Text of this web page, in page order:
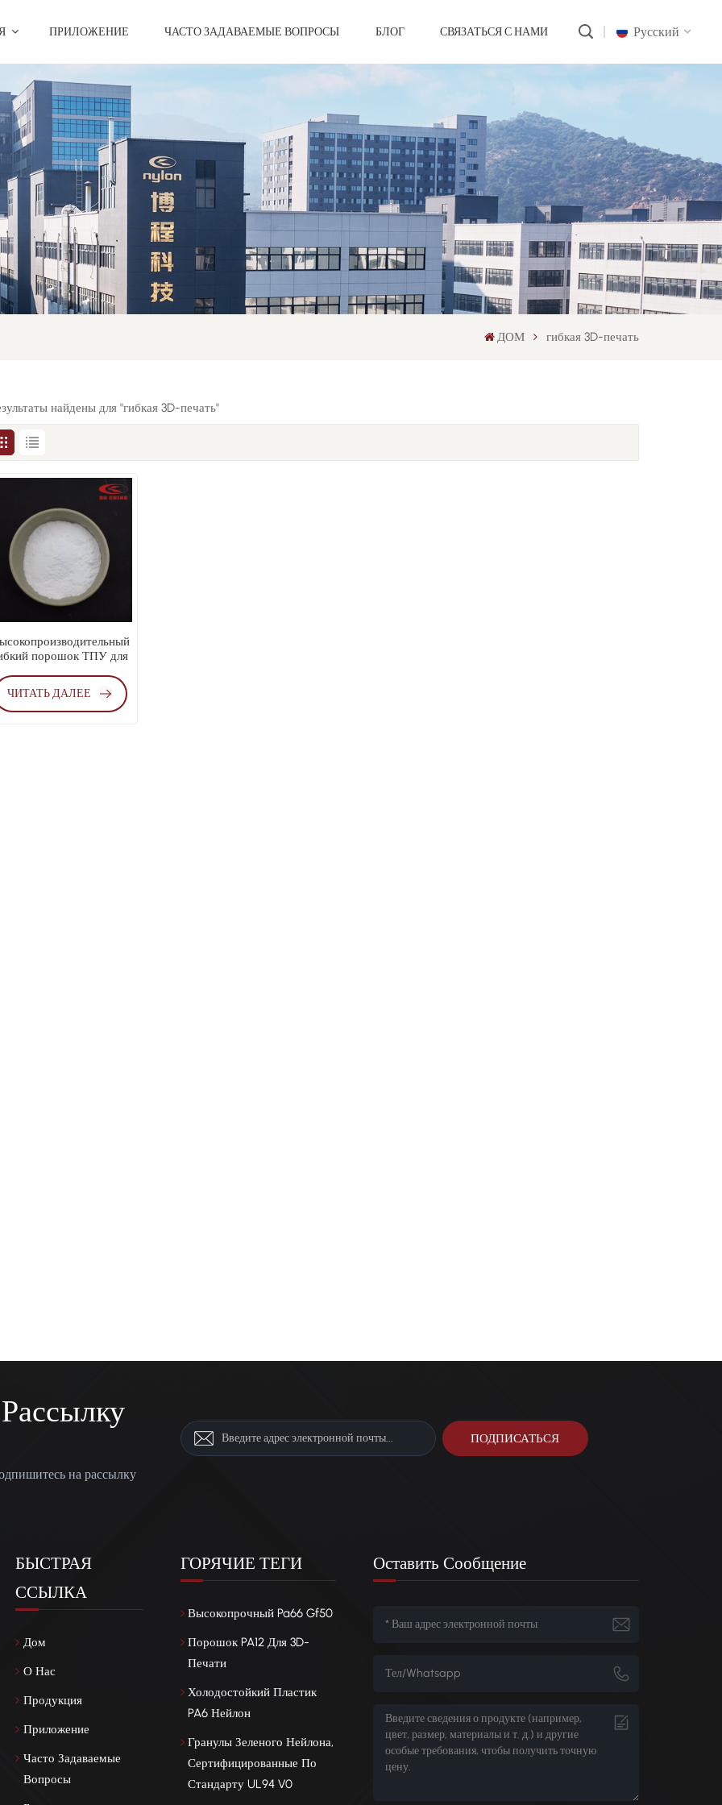
ПРИЛОЖЕНИЕ ЧАСТО ЗАДАВАЕМЫЕ ВОПРОСЫ БЛОГ СВЯЗАТЬСЯ С НАМИ Русский
русский
português
العربية
中文
ДОМ гибкая 3D-печать
найдены для "гибкая 3D-печать"
порошок ТПУ для
ЧИТАТЬ ДАЛЕЕ
на рассылку
БЫСТРАЯ
ССЫЛКА
Дом
О Нас
Продукция
Приложение
Часто Задаваемые
Вопросы
ГОРЯЧИЕ ТЕГИ
Высокопрочный Pa66 Gf50
Порошок PA12 Для 3D-
Печати
Холодостойкий Пластик
PA6 Нейлон
Гранулы Зеленого Нейлона,
Сертифицированные По
Стандарту UL94 V0
Оставить Сообщение